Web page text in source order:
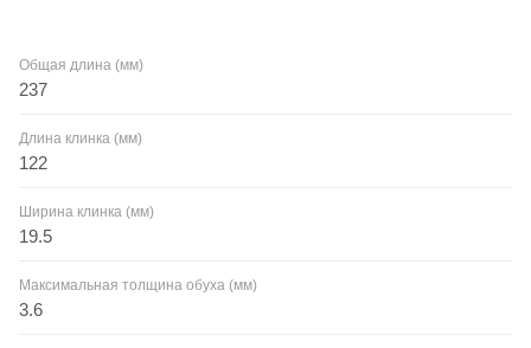
Общая длина (мм)
237
Длина клинка (мм)
122
Ширина клинка (мм)
19.5
Максимальная толщина обуха (мм)
3.6